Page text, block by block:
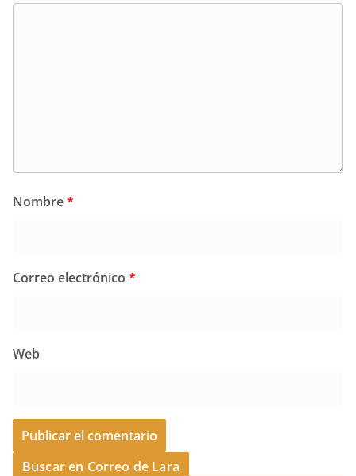
Nombre*
Correo electrónico *
Web
Buscar en Correo de Lara